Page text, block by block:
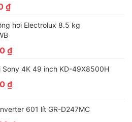
cùng công nghệ Digital
tủ lạnh còn mang lại hiệu quả tiết
sử dụng bên cạnh khả năng vận
hưởng đến sinh hoạt gia đình bạn.
₫
hơi Electrolux 8.5 kg
₫
Sony 4K 49 inch KD-49X8500H
₫
601 lít GR-D247MC